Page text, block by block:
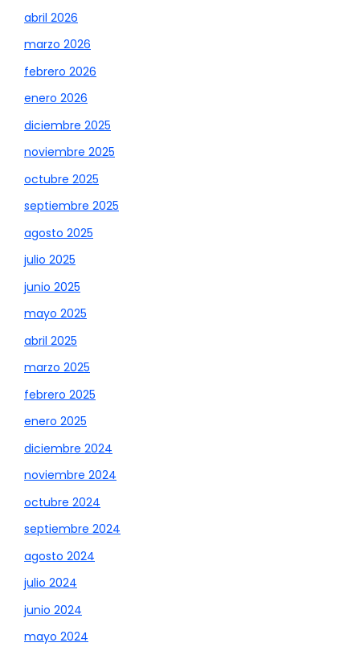
abril 2026
marzo 2026
febrero 2026
enero 2026
diciembre 2025
noviembre 2025
octubre 2025
septiembre 2025
agosto 2025
julio 2025
junio 2025
mayo 2025
abril 2025
marzo 2025
febrero 2025
enero 2025
diciembre 2024
noviembre 2024
octubre 2024
septiembre 2024
agosto 2024
julio 2024
junio 2024
mayo 2024